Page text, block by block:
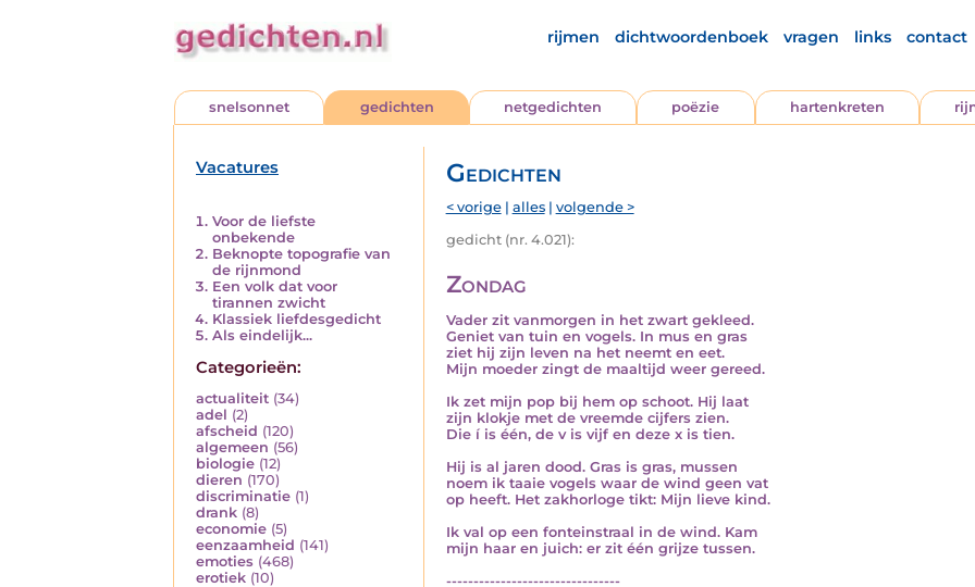
rijmen dichtwoordenboek vragen links contact
snelsonnet gedichten netgedichten poëzie hartenkreten
Vacatures
Voor de liefste
onbekende
Beknopte topografie van
de rijnmond
Een volk dat voor
tirannen zwicht
Klassiek liefdesgedicht
Als eindelijk...
Categorieën:
actualiteit (34)
adel (2)
afscheid (120)
algemeen (56)
biologie (12)
dieren (170)
discriminatie (1)
drank (8)
economie (5)
eenzaamheid (141)
emoties (468)
erotiek (10)
Gedichten
< vorige| alles| volgende >
gedicht (nr. 4.021):
Zondag
Vader zit vanmorgen in het zwart gekleed.
Geniet van tuin en vogels. In mus en gras
ziet hij zijn leven na het neemt en eet.
Mijn moeder zingt de maaltijd weer gereed.
Ik zet mijn pop bij hem op schoot. Hij laat
zijn klokje met de vreemde cijfers zien.
Die í is één, de v is vijf en deze x is tien.
Hij is al jaren dood. Gras is gras, mussen
noem ik taaie vogels waar de wind geen vat
op heeft. Het zakhorloge tikt: Mijn lieve kind.
Ik val op een fonteinstraal in de wind. Kam
mijn haar en juich: er zit één grijze tussen.
--------------------------------